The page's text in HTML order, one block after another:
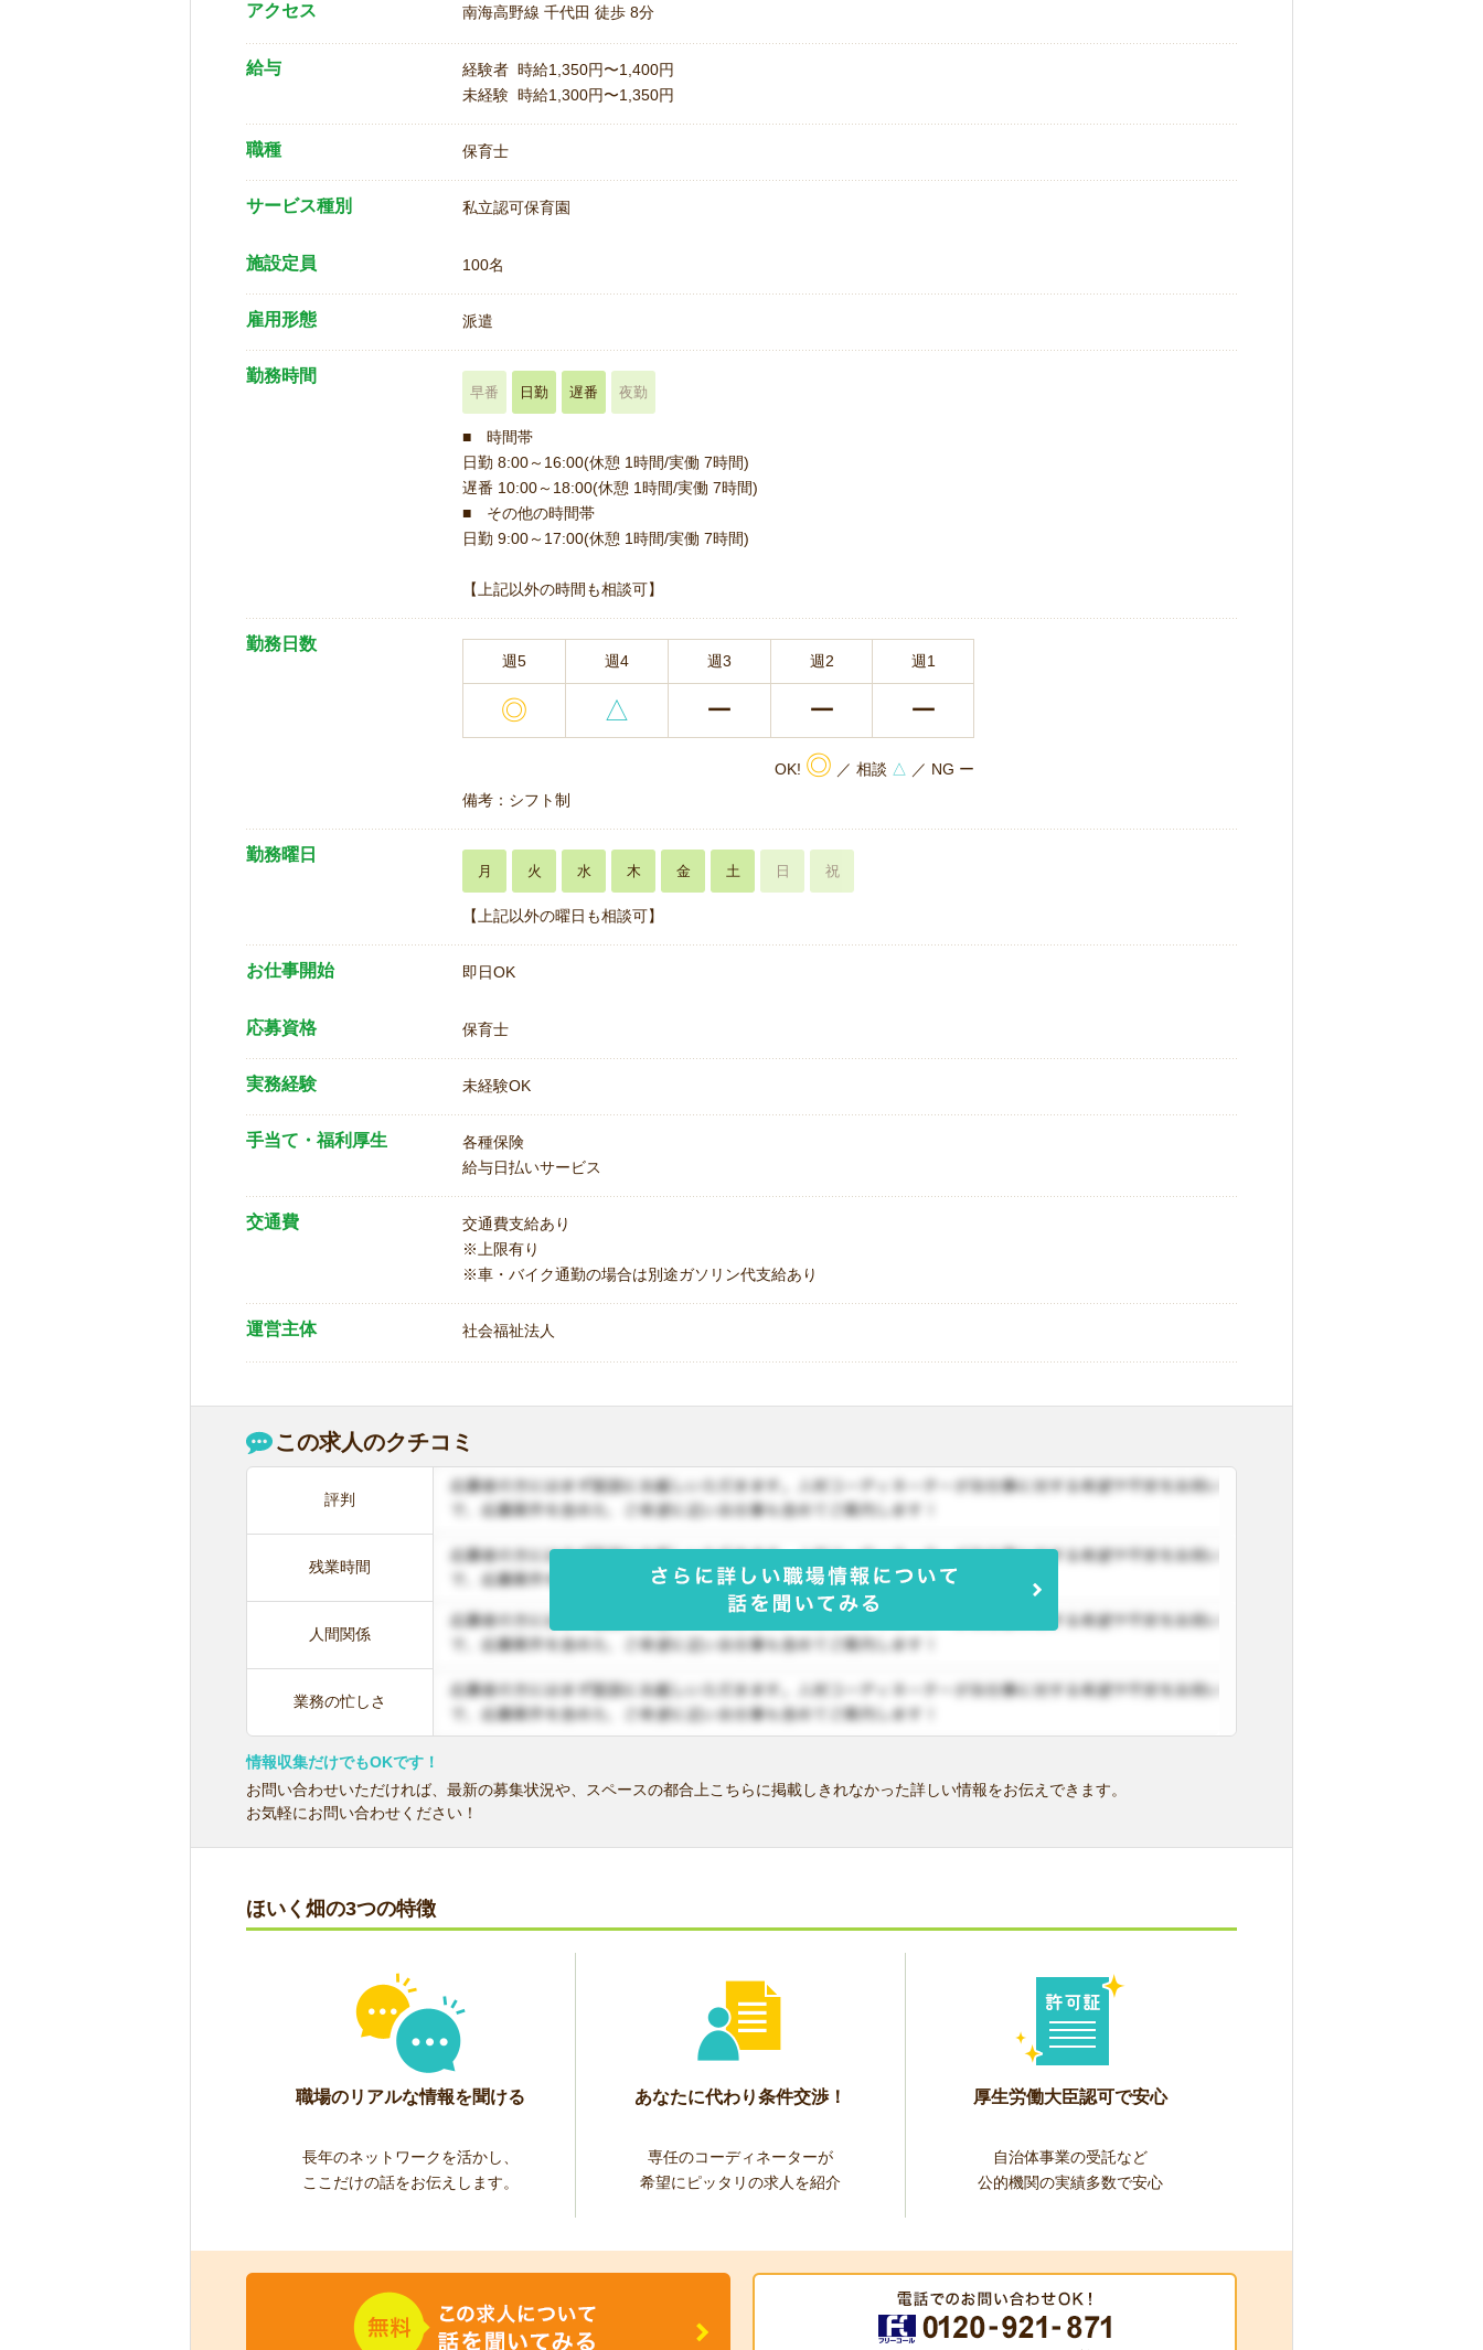
アクセス 南海高野線 千代田 徒歩 8分
給与
経験者 時給1,350円〜1,400円
未経験 時給1,300円〜1,350円
職種 保育士
サービス種別 私立認可保育園
施設定員 100名
雇用形態 派遣
勤務時間
早番 日勤 遅番 夜勤
■ 時間帯
日勤 8:00～16:00(休憩 1時間/実働 7時間)
遅番 10:00～18:00(休憩 1時間/実働 7時間)
■ その他の時間帯
日勤 9:00～17:00(休憩 1時間/実働 7時間)
【上記以外の時間も相談可】
勤務日数
週5 週4 週3 週2 週1
◎ △ ー ー ー
OK! ◎ ／ 相談 △ ／ NG ー
備考：シフト制
勤務曜日
月 火 水 木 金 土 日 祝
【上記以外の曜日も相談可】
お仕事開始 即日OK
応募資格 保育士
実務経験 未経験OK
手当て・福利厚生
各種保険
給与日払いサービス
交通費
交通費支給あり
※上限有り
※車・バイク通勤の場合は別途ガソリン代支給あり
運営主体 社会福祉法人
この求人のクチコミ
評判
残業時間
人間関係
業務の忙しさ
情報収集だけでもOKです！
お問い合わせいただければ、最新の募集状況や、スペースの都合上こちらに掲載しきれなかった詳しい情報をお伝えできます。
お気軽にお問い合わせください！
ほいく畑の3つの特徴
職場のリアルな情報を聞ける
長年のネットワークを活かし、
ここだけの話をお伝えします。
あなたに代わり条件交渉！
専任のコーディネーターが
希望にピッタリの求人を紹介
厚生労働大臣認可で安心
自治体事業の受託など
公的機関の実績多数で安心